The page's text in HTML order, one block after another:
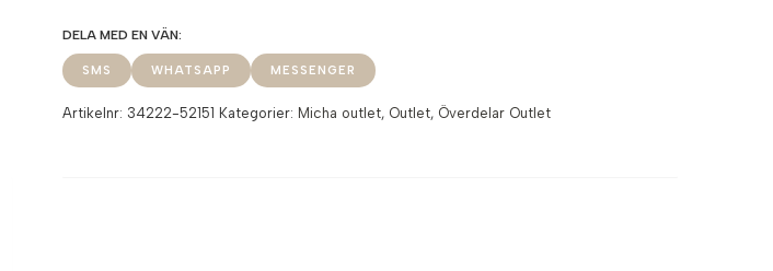
SMS WHATSAPP MESSENGER
Artikelnr: 34222-52151 Kategorier: Micha outlet, Outlet, Överdelar Outlet